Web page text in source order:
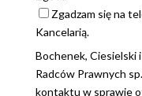
Zgadzam się na
Kancelarią.
Bochenek, Ciesielski
Radców Prawnych
kontaktu w sprawie